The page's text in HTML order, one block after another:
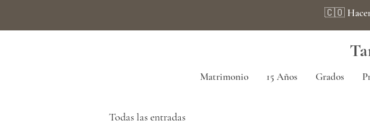
🇨🇴
Matrimonio 15 Años Grados
Todas las entradas